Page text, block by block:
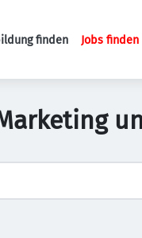
finden Jobs finden